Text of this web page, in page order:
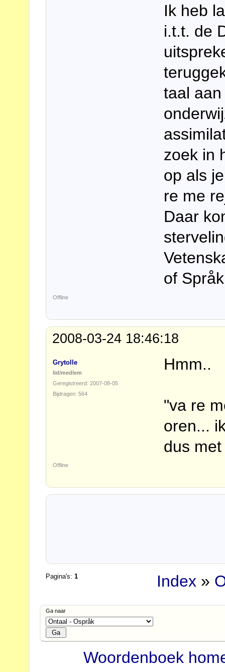
Ik heb
i.t.t. de
taal
zoek in
op als
re me
Daar
of
Offline
2008-03-24 18:46:18
Grytolle
lid/medlem
Geregistreerd: 2007-08-05
Bijdragen: 564
Hmm..
"va re
oren...
dus
Offline
Pagina's:1 Index »
Ga naar
Woordenboek